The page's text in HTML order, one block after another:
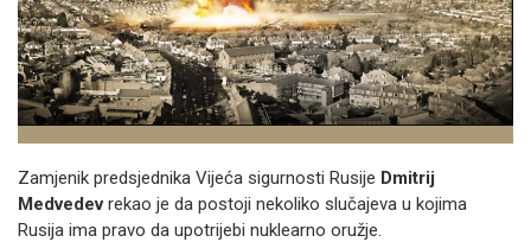
Zamjenik predsjednika Vijeća sigurnosti Rusije Dmitrij
Medvedevrekao je da postoji nekoliko slučajeva u kojima
Rusija ima pravo da upotrijebi nuklearno oružje.